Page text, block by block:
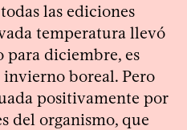
las ediciones
temperatura llevó
para diciembre, es
boreal. Pero
positivamente por
del organismo, que